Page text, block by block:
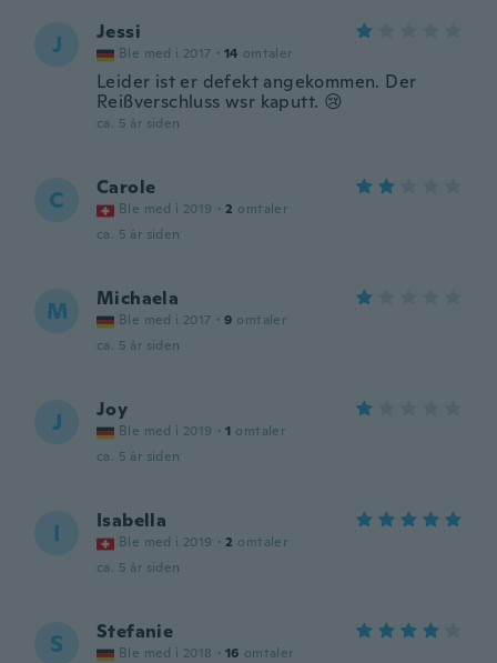
J Jessi
Ble med i 2017 · 14 omtaler
Leider ist er defekt angekommen. Der
Reißverschluss wsr kaputt. 😢
ca. 5 år siden
C Carole
Ble med i 2019 · 2 omtaler
ca. 5 år siden
M Michaela
Ble med i 2017 · 9 omtaler
ca. 5 år siden
J Joy
Ble med i 2019 · 1 omtaler
ca. 5 år siden
I Isabella
Ble med i 2019 · 2 omtaler
ca. 5 år siden
S Stefanie
Ble med i 2018 · 16 omtaler